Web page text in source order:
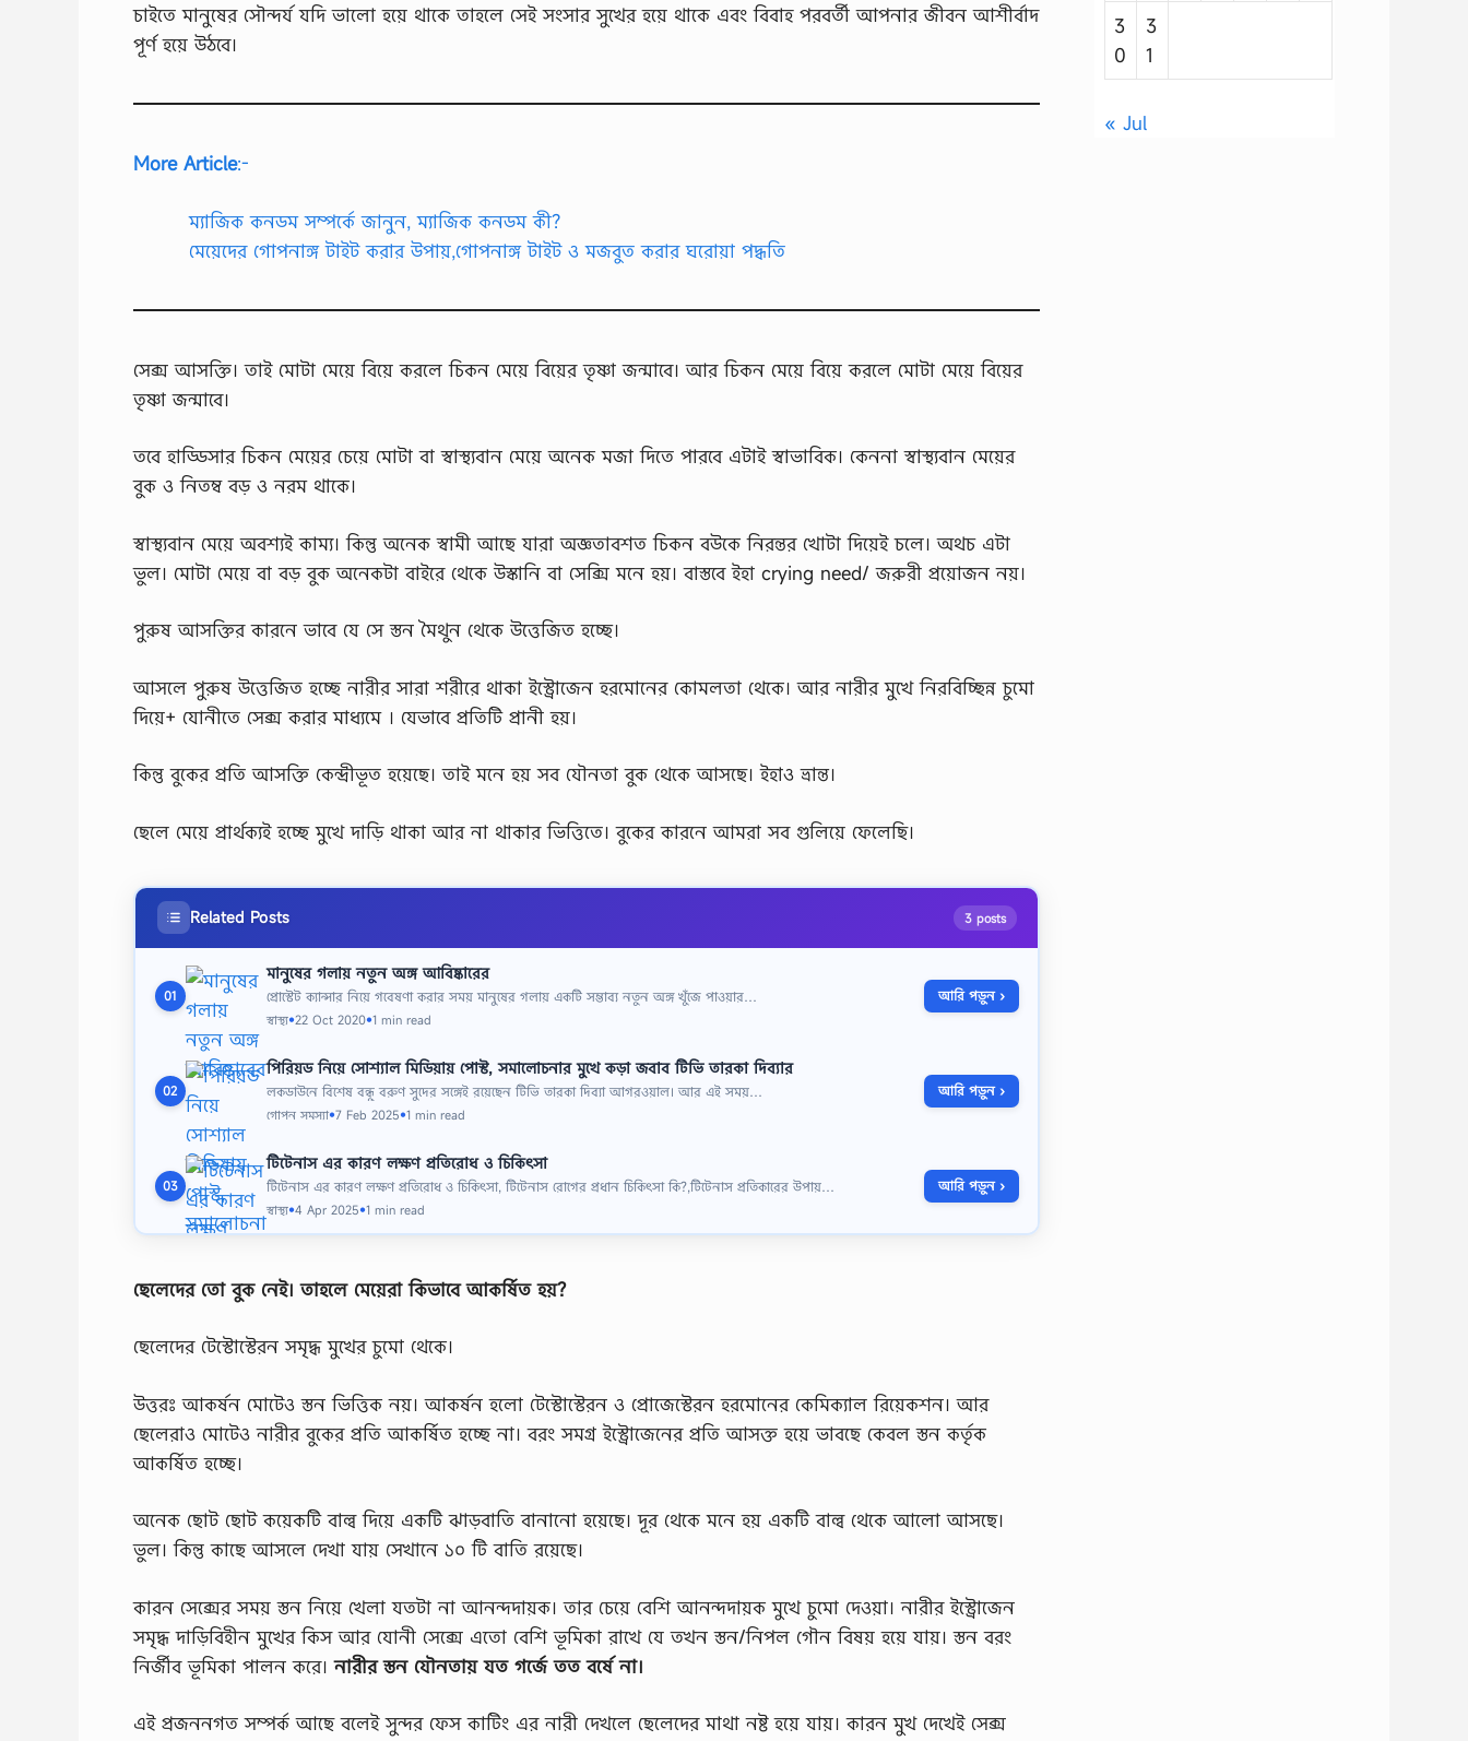
চাইতে মানুষের সৌন্দর্য যদি ভালো হয়ে থাকে তাহলে সেই সংসার সুখের হয়ে থাকে এবং বিবাহ পরবর্তী আপনার জীবন আশীর্বাদ
পূর্ণ হয়ে উঠবে।
More Article:-
ম্যাজিক কনডম সম্পর্কে জানুন, ম্যাজিক কনডম কী?
মেয়েদের গোপনাঙ্গ টাইট করার উপায়,গোপনাঙ্গ টাইট ও মজবুত করার ঘরোয়া পদ্ধতি
সেক্স আসক্তি। তাই মোটা মেয়ে বিয়ে করলে চিকন মেয়ে বিয়ের তৃষ্ণা জন্মাবে। আর চিকন মেয়ে বিয়ে করলে মোটা মেয়ে বিয়ের
তৃষ্ণা জন্মাবে।
তবে হাড্ডিসার চিকন মেয়ের চেয়ে মোটা বা স্বাস্থ্যবান মেয়ে অনেক মজা দিতে পারবে এটাই স্বাভাবিক। কেননা স্বাস্থ্যবান মেয়ের
বুক ও নিতম্ব বড় ও নরম থাকে।
স্বাস্থ্যবান মেয়ে অবশ্যই কাম্য। কিন্তু অনেক স্বামী আছে যারা অজ্ঞতাবশত চিকন বউকে নিরন্তর খোটা দিয়েই চলে। অথচ এটা
ভুল। মোটা মেয়ে বা বড় বুক অনেকটা বাইরে থেকে উস্কানি বা সেক্সি মনে হয়। বাস্তবে ইহা crying need/ জরুরী প্রয়োজন নয়।
পুরুষ আসক্তির কারনে ভাবে যে সে স্তন মৈথুন থেকে উত্তেজিত হচ্ছে।
আসলে পুরুষ উত্তেজিত হচ্ছে নারীর সারা শরীরে থাকা ইস্ট্রোজেন হরমোনের কোমলতা থেকে। আর নারীর মুখে নিরবিচ্ছিন্ন চুমো
দিয়ে+ যোনীতে সেক্স করার মাধ্যমে । যেভাবে প্রতিটি প্রানী হয়।
কিন্তু বুকের প্রতি আসক্তি কেন্দ্রীভূত হয়েছে। তাই মনে হয় সব যৌনতা বুক থেকে আসছে। ইহাও ভ্রান্ত।
ছেলে মেয়ে প্রার্থক্যই হচ্ছে মুখে দাড়ি থাকা আর না থাকার ভিত্তিতে। বুকের কারনে আমরা সব গুলিয়ে ফেলেছি।
Related Posts 3 posts
01
মানুষের গলায় নতুন অঙ্গ আবিষ্কারের
প্রোস্টেট ক্যান্সার নিয়ে গবেষণা করার সময় মানুষের গলায় একটি সম্ভাব্য নতুন অঙ্গ খুঁজে পাওয়ার…
স্বাস্থ্য●22 Oct 2020●1 min read
আরি পড়ুন ›
02
পিরিয়ড নিয়ে সোশ্যাল মিডিয়ায় পোস্ট, সমালোচনার মুখে কড়া জবাব টিভি তারকা দিব্যার
লকডাউনে বিশেষ বন্ধু বরুণ সুদের সঙ্গেই রয়েছেন টিভি তারকা দিব্যা আগরওয়াল। আর এই সময়…
গোপন সমস্যা●7 Feb 2025●1 min read
আরি পড়ুন ›
03
টিটেনাস এর কারণ লক্ষণ প্রতিরোধ ও চিকিৎসা
টিটেনাস এর কারণ লক্ষণ প্রতিরোধ ও চিকিৎসা, টিটেনাস রোগের প্রধান চিকিৎসা কি?,টিটেনাস প্রতিকারের উপায়…
স্বাস্থ্য●4 Apr 2025●1 min read
আরি পড়ুন ›
ছেলেদের তো বুক নেই। তাহলে মেয়েরা কিভাবে আকর্ষিত হয়?
ছেলেদের টেস্টোস্টেরন সমৃদ্ধ মুখের চুমো থেকে।
উত্তরঃ আকর্ষন মোটেও স্তন ভিত্তিক নয়। আকর্ষন হলো টেস্টোস্টেরন ও প্রোজেস্টেরন হরমোনের কেমিক্যাল রিয়েকশন। আর
ছেলেরাও মোটেও নারীর বুকের প্রতি আকর্ষিত হচ্ছে না। বরং সমগ্র ইস্ট্রোজেনের প্রতি আসক্ত হয়ে ভাবছে কেবল স্তন কর্তৃক
আকর্ষিত হচ্ছে।
অনেক ছোট ছোট কয়েকটি বাল্ব দিয়ে একটি ঝাড়বাতি বানানো হয়েছে। দূর থেকে মনে হয় একটি বাল্ব থেকে আলো আসছে।
ভুল। কিন্তু কাছে আসলে দেখা যায় সেখানে ১০ টি বাতি রয়েছে।
কারন সেক্সের সময় স্তন নিয়ে খেলা যতটা না আনন্দদায়ক। তার চেয়ে বেশি আনন্দদায়ক মুখে চুমো দেওয়া। নারীর ইস্ট্রোজেন
সমৃদ্ধ দাড়িবিহীন মুখের কিস আর যোনী সেক্সে এতো বেশি ভূমিকা রাখে যে তখন স্তন/নিপল গৌন বিষয় হয়ে যায়। স্তন বরং
নির্জীব ভূমিকা পালন করে।নারীর স্তন যৌনতায় যত গর্জে তত বর্ষে না।
এই প্রজননগত সম্পর্ক আছে বলেই সুন্দর ফেস কাটিং এর নারী দেখলে ছেলেদের মাথা নষ্ট হয়ে যায়। কারন মুখ দেখেই সেক্স
3
0
3
1
« Jul